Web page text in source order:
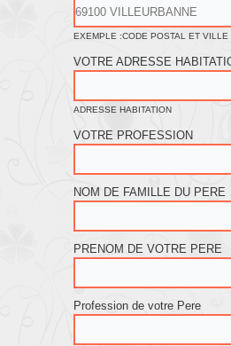
EXEMPLE :CODE POSTAL ET VILLE
VOTRE ADRESSE
ADRESSE HABITATION
VOTRE PROFESSION
NOM DE FAMILLE DU PERE
PRENOM DE VOTRE PERE
Profession de votre Pere